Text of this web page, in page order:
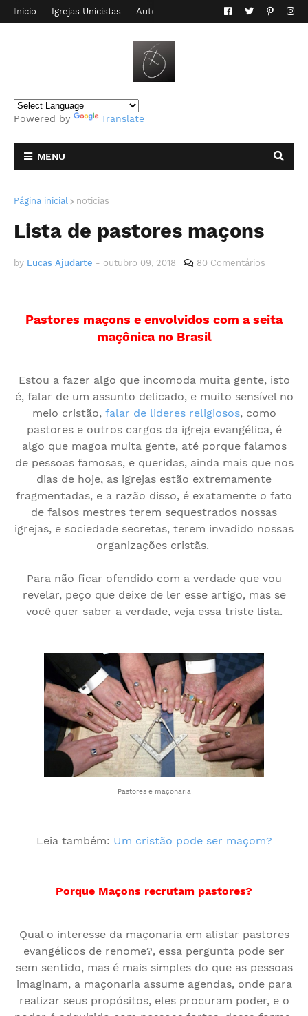
Inicio Igrejas Unicistas Autor do Blog Contato
Powered by Translate
MENU
Página inicial noticias
Lista de pastores maçons
by Lucas Ajudarte - outubro 09, 2018 80 Comentários
Pastores maçons e envolvidos com a seita
maçônica no Brasil
Estou a fazer algo que incomoda muita gente, isto
é, falar de um assunto delicado, e muito sensível no
meio cristão, falar de lideres religiosos, como
pastores e outros cargos da igreja evangélica, é
algo que magoa muita gente, até porque falamos
de pessoas famosas, e queridas, ainda mais que nos
dias de hoje, as igrejas estão extremamente
fragmentadas, e a razão disso, é exatamente o fato
de falsos mestres terem sequestrados nossas
igrejas, e sociedade secretas, terem invadido nossas
organizações cristãs.
Para não ficar ofendido com a verdade que vou
revelar, peço que deixe de ler esse artigo, mas se
você quer saber a verdade, veja essa triste lista.
Pastores e maçonaria
Leia também: Um cristão pode ser maçom?
Porque Maçons recrutam pastores?
Qual o interesse da maçonaria em alistar pastores
evangélicos de renome?, essa pergunta pode ser
sem sentido, mas é mais simples do que as pessoas
imaginam, a maçonaria assume agendas, onde para
realizar seus propósitos, eles procuram poder, e o